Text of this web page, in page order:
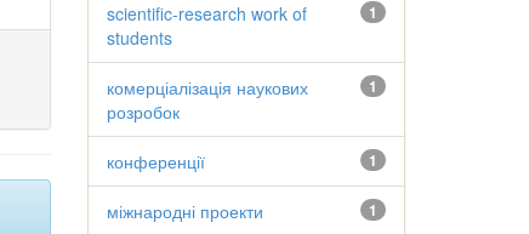
1
scientific-research work of
students
1
комерціалізація наукових
розробок
1
конференції
1
міжнародні проекти